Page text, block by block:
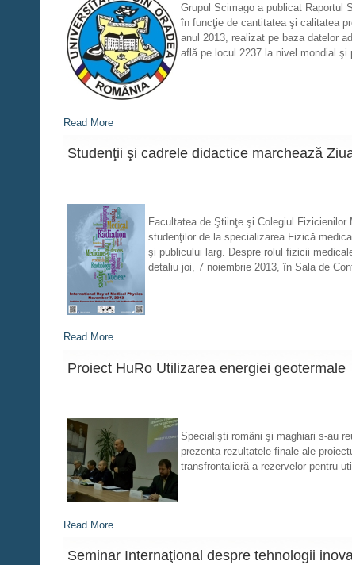
Grupul Scimago a publicat Raportul
în funcţie de cantitatea şi calitatea
anul 2013, realizat pe baza datelor
află pe locul 2237 la nivel mondial şi
Read More
Studenţii şi cadrele didactice marchează
Facultatea de Ştiinţe şi Colegiul
studenţilor de la specializarea Fizică
şi publicului larg. Despre rolul fizicii
detaliu joi, 7 noiembrie 2013, în Sala de
Read More
Proiect HuRo Utilizarea energiei geotermale
Specialişti români şi maghiari s-au
prezenta rezultatele finale ale
transfrontalieră a rezervelor pentru
Read More
Seminar Internaţional despre tehnologii